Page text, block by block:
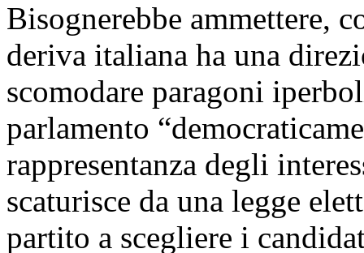
Bisognerebbe ammettere,
deriva italiana ha una
scomodare paragoni
parlamento
rappresentanza degli
scaturisce da una legge
partito a scegliere i